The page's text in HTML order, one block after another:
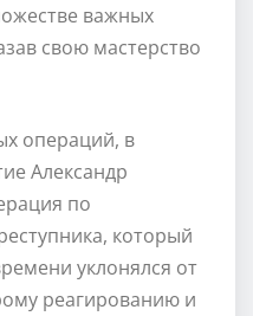
важных
свою мастерство
операций, в
Александр
по
который
уклонялся от
реагированию и